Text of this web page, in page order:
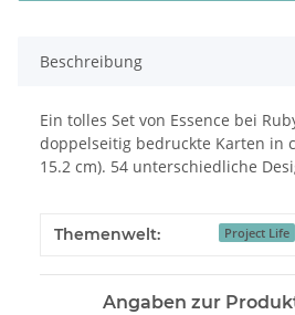
Beschreibung
Ein tolles Set von Essence bei
doppelseitig bedruckte Karten in
15.2 cm). 54 unterschiedliche
Themenwelt: Project Life
Angaben zur